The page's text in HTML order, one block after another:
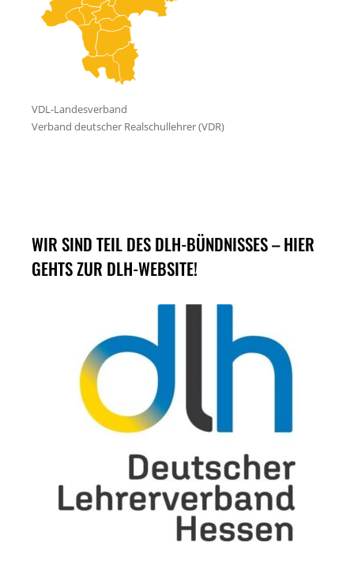
WIR SIND TEIL DES DLH-BÜNDNISSES – HIER
GEHTS ZUR DLH-WEBSITE!